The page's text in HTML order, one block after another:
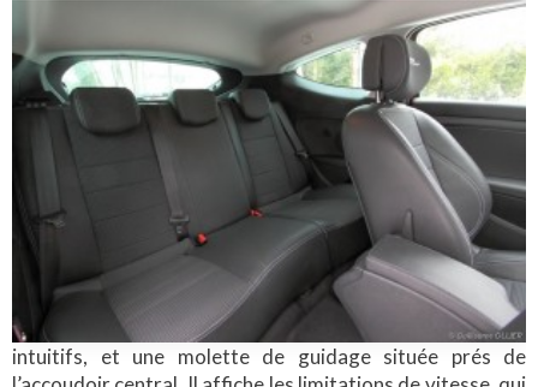
intuitifs, et une molette de guidage située prés de